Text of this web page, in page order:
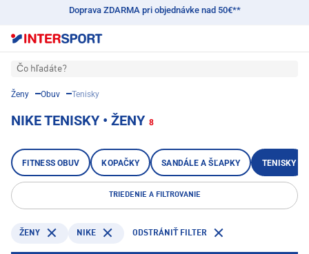
Doprava ZDARMA pri objednávke nad 50€**
Čo hľadáte?
Ženy Obuv Tenisky
NIKE TENISKY • ŽENY 8
FITNESS OBUV KOPAČKY SANDÁLE A ŠĽAPKY TENISKY
TRIEDENIE A FILTROVANIE
ŽENY NIKE ODSTRÁNIŤ FILTER